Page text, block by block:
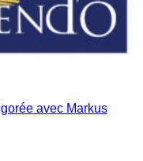
avec Markus